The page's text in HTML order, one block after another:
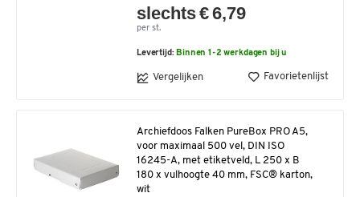
slechts € 6,79
per st.
Levertijd: Binnen 1-2 werkdagen bij u
Vergelijken Favorietenlijst
Archiefdoos Falken PureBox PRO A5,
voor maximaal 500 vel, DIN ISO
16245-A, met etiketveld, L 250 x B
180 x vulhoogte 40 mm, FSC® karton,
wit